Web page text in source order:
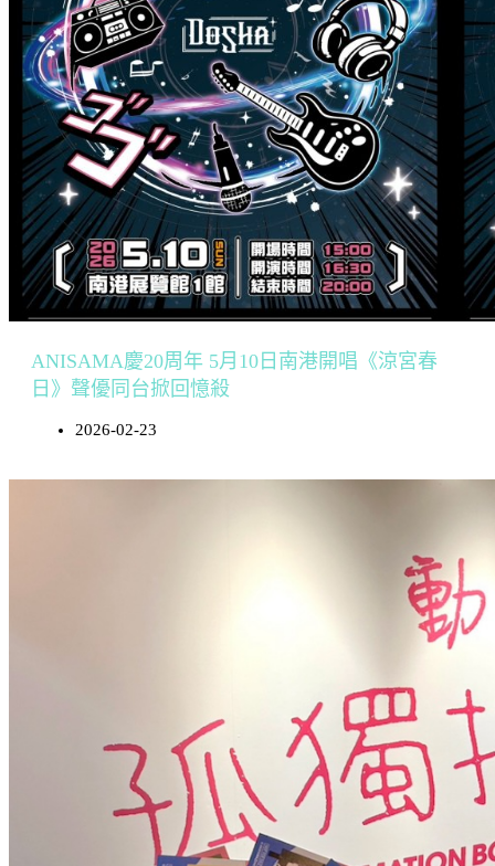
ANISAMA慶20周年 5月10日南港開唱《涼宮春
日》聲優同台掀回憶殺
2026-02-23